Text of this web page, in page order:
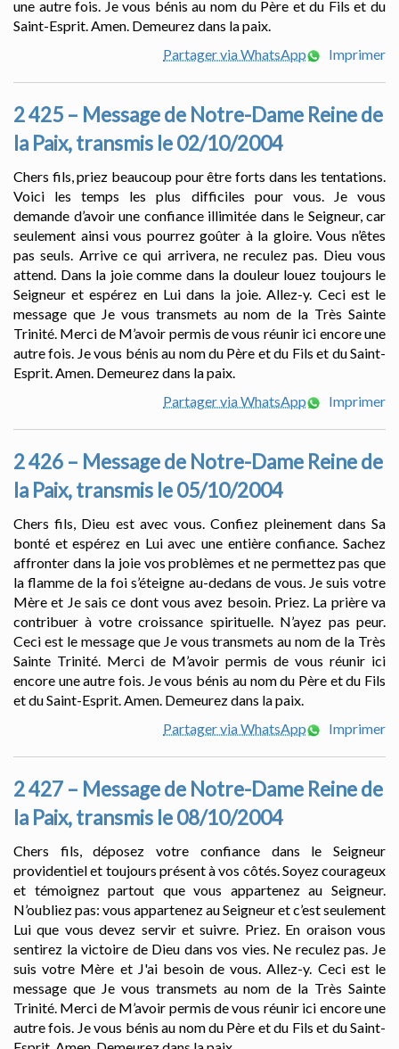
une autre fois. Je vous bénis au nom du Père et du Fils et du
Saint-Esprit. Amen. Demeurez dans la paix.
Partager via WhatsApp
Imprimer
2 425 – Message de Notre-Dame Reine de
la Paix, transmis le 02/10/2004
Chers fils, priez beaucoup pour être forts dans les tentations.
Voici les temps les plus difficiles pour vous. Je vous
demande d’avoir une confiance illimitée dans le Seigneur, car
seulement ainsi vous pourrez goûter à la gloire. Vous n’êtes
pas seuls. Arrive ce qui arrivera, ne reculez pas. Dieu vous
attend. Dans la joie comme dans la douleur louez toujours le
Seigneur et espérez en Lui dans la joie. Allez-y. Ceci est le
message que Je vous transmets au nom de la Très Sainte
Trinité. Merci de M’avoir permis de vous réunir ici encore une
autre fois. Je vous bénis au nom du Père et du Fils et du Saint-
Esprit. Amen. Demeurez dans la paix.
Partager via WhatsApp
Imprimer
2 426 – Message de Notre-Dame Reine de
la Paix, transmis le 05/10/2004
Chers fils, Dieu est avec vous. Confiez pleinement dans Sa
bonté et espérez en Lui avec une entière confiance. Sachez
affronter dans la joie vos problèmes et ne permettez pas que
la flamme de la foi s’éteigne au-dedans de vous. Je suis votre
Mère et Je sais ce dont vous avez besoin. Priez. La prière va
contribuer à votre croissance spirituelle. N’ayez pas peur.
Ceci est le message que Je vous transmets au nom de la Très
Sainte Trinité. Merci de M’avoir permis de vous réunir ici
encore une autre fois. Je vous bénis au nom du Père et du Fils
et du Saint-Esprit. Amen. Demeurez dans la paix.
Partager via WhatsApp
Imprimer
2 427 – Message de Notre-Dame Reine de
la Paix, transmis le 08/10/2004
Chers fils, déposez votre confiance dans le Seigneur
providentiel et toujours présent à vos côtés. Soyez courageux
et témoignez partout que vous appartenez au Seigneur.
N’oubliez pas: vous appartenez au Seigneur et c’est seulement
Lui que vous devez servir et suivre. Priez. En oraison vous
sentirez la victoire de Dieu dans vos vies. Ne reculez pas. Je
suis votre Mère et J'ai besoin de vous. Allez-y. Ceci est le
message que Je vous transmets au nom de la Très Sainte
Trinité. Merci de M’avoir permis de vous réunir ici encore une
autre fois. Je vous bénis au nom du Père et du Fils et du Saint-